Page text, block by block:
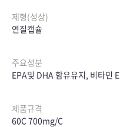
제형(성상)
연질캡슐
주요성분
EPA및 DHA 함유유지, 비타민 E
제품규격
60C 700mg/C